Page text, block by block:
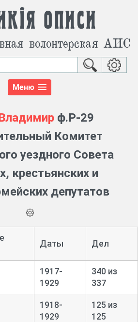
описи
волонтерская АИС
Меню
ф.Р-29
Комитет
уездного Совета
крестьянских и
депутатов
Даты Дел
1917-
1929
340 из
337
1918-
1929
125 из
125